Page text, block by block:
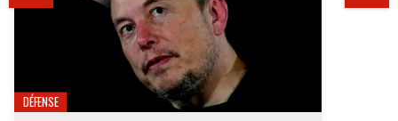
DÉFENSE